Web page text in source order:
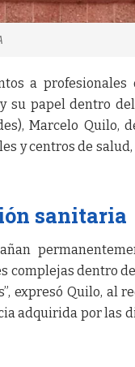
a profesionales
su papel dentro
Marcelo Quilo,
y centros de
sanitaria
complejas dentro
expresó Quilo, al
adquirida por las